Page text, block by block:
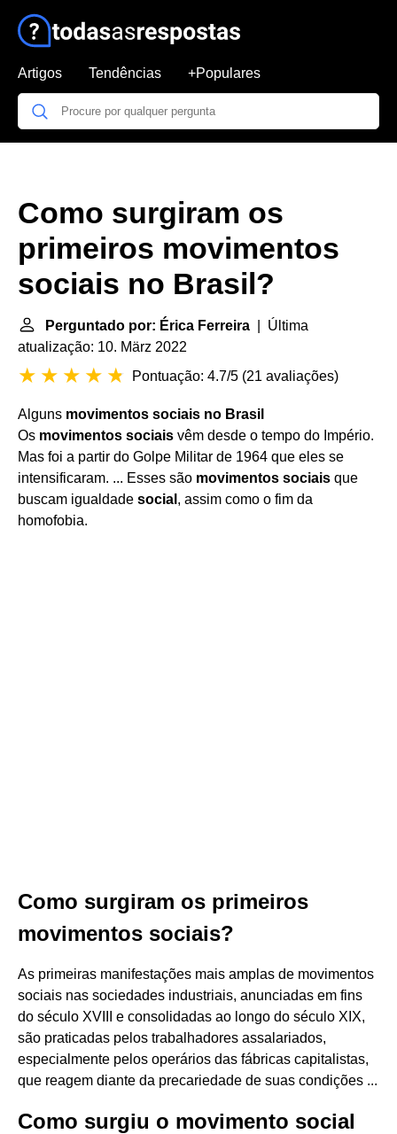
Artigos Tendências +Populares
Como surgiram os
primeiros movimentos
sociais no Brasil?
Perguntado por: Érica Ferreira | Última
atualização: 10. März 2022
Pontuação: 4.7/5 (21 avaliações)
Alguns movimentos sociais no Brasil
Os movimentos sociais vêm desde o tempo do Império.
Mas foi a partir do Golpe Militar de 1964 que eles se
intensificaram. ... Esses são movimentos sociais que
buscam igualdade social , assim como o fim da
homofobia.
Como surgiram os primeiros
movimentos sociais?
As primeiras manifestações mais amplas de movimentos
sociais nas sociedades industriais, anunciadas em fins
do século XVIII e consolidadas ao longo do século XIX,
são praticadas pelos trabalhadores assalariados,
especialmente pelos operários das fábricas capitalistas,
que reagem diante da precariedade de suas condições ...
Como surgiu o movimento social